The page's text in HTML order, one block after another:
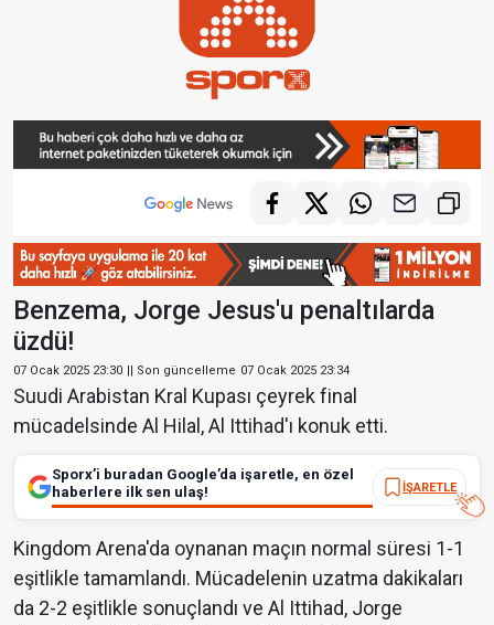
Benzema, Jorge Jesus'u penaltılarda
üzdü!
07 Ocak 2025 23:30 || Son güncelleme 07 Ocak 2025 23:34
Suudi Arabistan Kral Kupası çeyrek final
mücadelsinde Al Hilal, Al Ittihad'ı konuk etti.
Sporx’i buradan Google’da işaretle, en özel
haberlere ilk sen ulaş!
İŞARETLE
Kingdom Arena'da oynanan maçın normal süresi 1-1
eşitlikle tamamlandı. Mücadelenin uzatma dakikaları
da 2-2 eşitlikle sonuçlandı ve Al Ittihad, Jorge